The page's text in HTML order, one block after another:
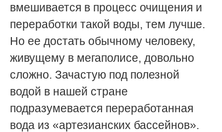
вмешивается в процесс очищения и
переработки такой воды, тем лучше.
Но ее достать обычному человеку,
живущему в мегаполисе, довольно
сложно. Зачастую под полезной
водой в нашей стране
подразумевается переработанная
вода из «артезианских бассейнов».